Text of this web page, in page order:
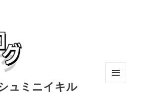
ュミニイキル